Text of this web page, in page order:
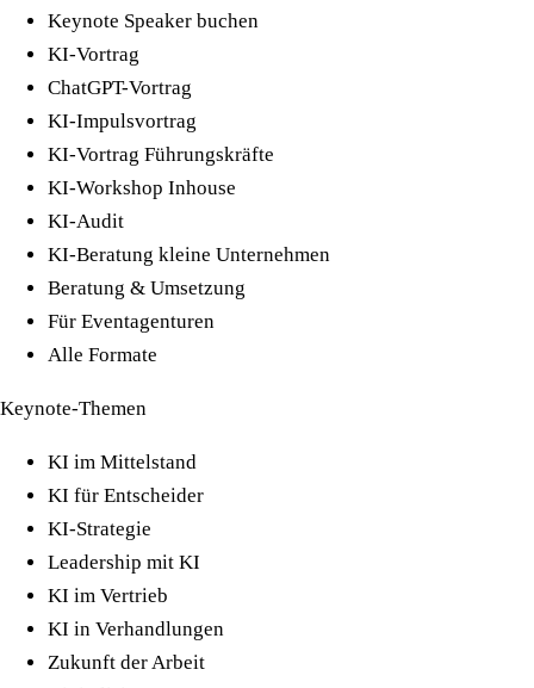
Keynote Speaker buchen
KI-Vortrag
ChatGPT-Vortrag
KI-Impulsvortrag
KI-Vortrag Führungskräfte
KI-Workshop Inhouse
KI-Audit
KI-Beratung kleine Unternehmen
Beratung & Umsetzung
Für Eventagenturen
Alle Formate
Keynote-Themen
KI im Mittelstand
KI für Entscheider
KI-Strategie
Leadership mit KI
KI im Vertrieb
KI in Verhandlungen
Zukunft der Arbeit